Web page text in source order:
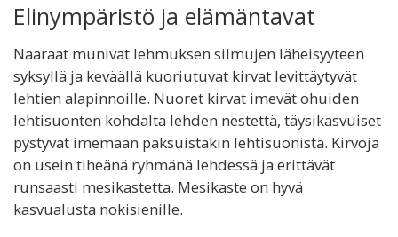
Elinympäristö ja elämäntavat
Naaraat munivat lehmuksen silmujen läheisyyteen
syksyllä ja keväällä kuoriutuvat kirvat levittäytyvät
lehtien alapinnoille. Nuoret kirvat imevät ohuiden
lehtisuonten kohdalta lehden nestettä, täysikasvuiset
pystyvät imemään paksuistakin lehtisuonista. Kirvoja
on usein tiheänä ryhmänä lehdessä ja erittävät
runsaasti mesikastetta. Mesikaste on hyvä
kasvualusta nokisienille.